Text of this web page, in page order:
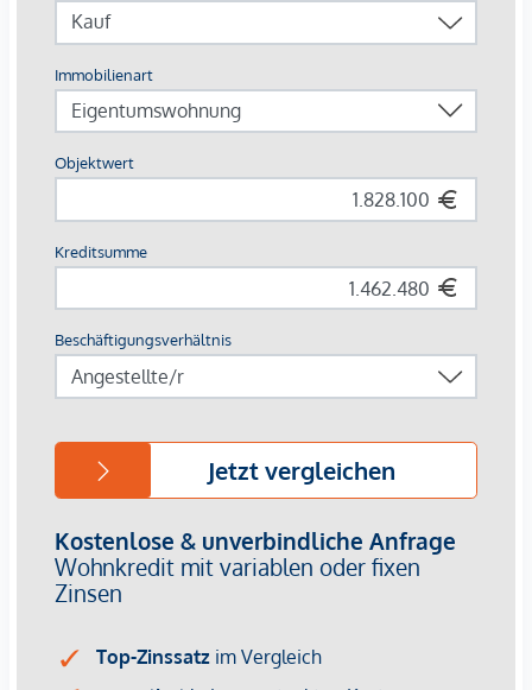
Paketboxanlage
Smarte Hausverwaltungs-App
Garagenplätze | E-Mobilität vorbereitet
Für nähere Informationen besuchen Sie gerne unsere
einenpersönlichen Beratungsterminunter
NACHHALTIGKEIT
Hier wird Nachhaltigkeit nicht nur versprochen, sondern
Fertigstellung. Mit regionalen Materialien und einem Fokus
auf Ressourcenschonung entsteht ein Wohnraum, der mehr
zukunftssicher ist und das Leben mit einem bewussten
Lebensstil verbindet. Margaret steht für Wohnkonzepte, die
nachhaltigen Lebensraum schaffen, dabei aber nie den
Komfort aus den Augen verlieren. Auch hier setzt die
WINEGG GmbH auf Nachhaltigkeit als Standard. Effiziente
Energienutzung, eine lange Lebensdauer der Materialien
zu einem Vorreiter im urbanen Wohnbau. Bereits mit dem